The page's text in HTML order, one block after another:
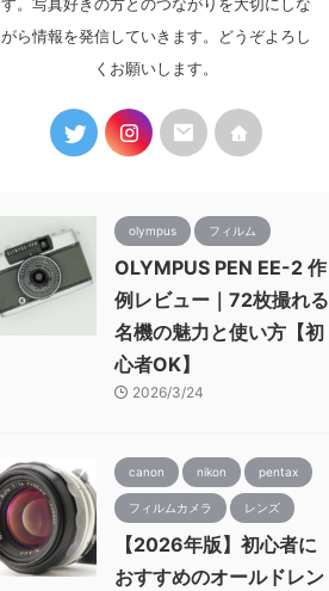
す。写真好きの方とのつながりを大切にしな
がら情報を発信していきます。どうぞよろし
くお願いします。
olympus フィルム
OLYMPUS PEN EE-2 作
例レビュー｜72枚撮れる
名機の魅力と使い方【初
心者OK】
2026/3/24
canon nikon pentax
フィルムカメラ レンズ
【2026年版】初心者に
おすすめのオールドレン